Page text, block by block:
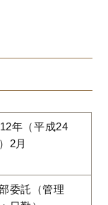
年（平成24
2月
委託（管理